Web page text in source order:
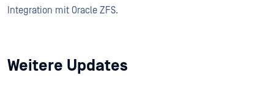
Integration mit Oracle ZFS.
Weitere Updates